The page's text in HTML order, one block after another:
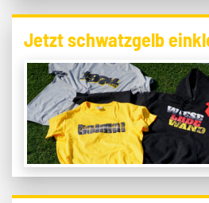
Jetzt schwatzgelb